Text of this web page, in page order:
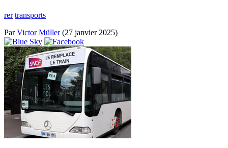
rer transports
ParVictor Müller(27 janvier 2025)